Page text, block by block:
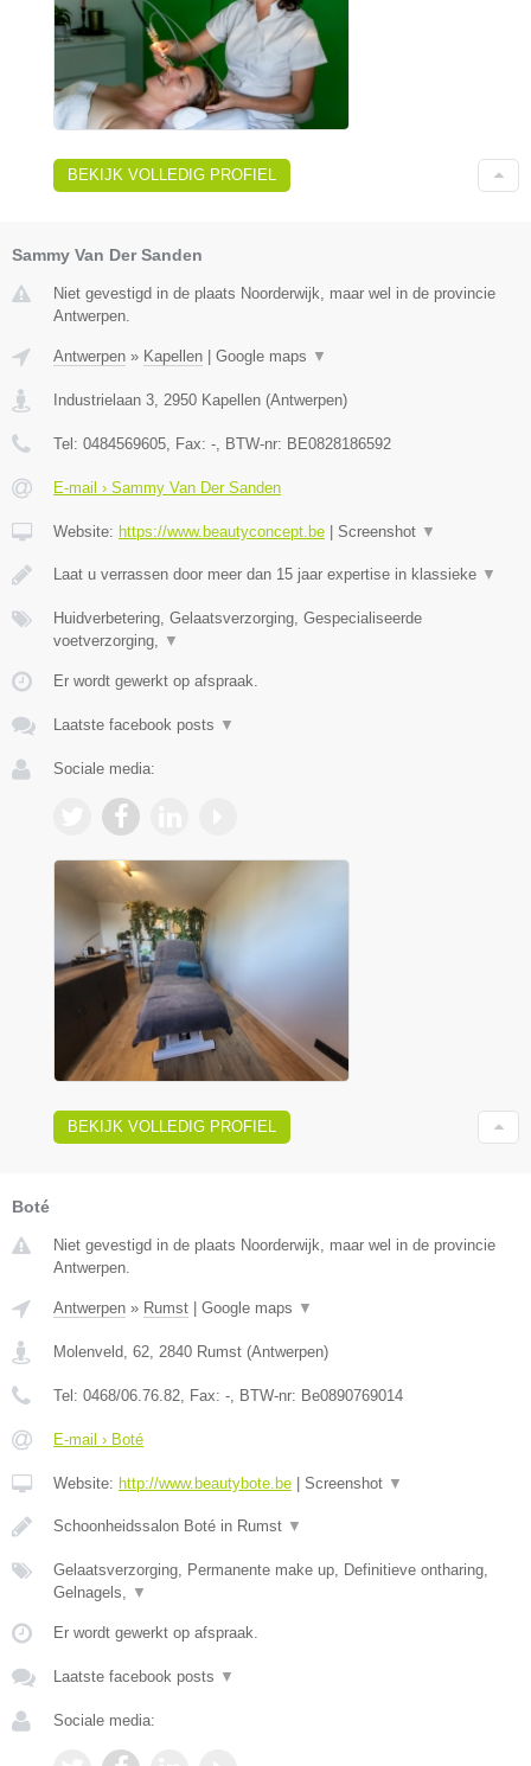
BEKIJK VOLLEDIG PROFIEL
Sammy Van Der Sanden
Niet gevestigd in de plaats Noorderwijk, maar wel in de provincie
Antwerpen.
Antwerpen » Kapellen Google maps ▼
Industrielaan 3, 2950 Kapellen (Antwerpen)
Tel: 0484569605, Fax: -, BTW-nr: BE0828186592
E-mail › Sammy Van Der Sanden
Website: https://www.beautyconcept.be Screenshot ▼
Laat u verrassen door meer dan 15 jaar expertise in klassieke ▼
Huidverbetering, Gelaatsverzorging, Gespecialiseerde
voetverzorging, ▼
Er wordt gewerkt op afspraak.
Laatste facebook posts ▼
Sociale media:
BEKIJK VOLLEDIG PROFIEL
Boté
Niet gevestigd in de plaats Noorderwijk, maar wel in de provincie
Antwerpen.
Antwerpen » Rumst Google maps ▼
Molenveld, 62 2840 Rumst (Antwerpen)
Tel: 0468/06.76.82 , Fax: - , BTW-nr: Be0890769014
E-mail › Boté
Website: http://www.beautybote.be Screenshot ▼
Schoonheidssalon Boté in Rumst ▼
Gelaatsverzorging, Permanente make up, Definitieve ontharing,
Gelnagels,
▼
Er wordt gewerkt op afspraak.
Laatste facebook posts ▼
Sociale media: